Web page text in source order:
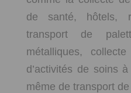
de santé, hôtels,
transport de
métalliques,
d’activités de soins
même de transport